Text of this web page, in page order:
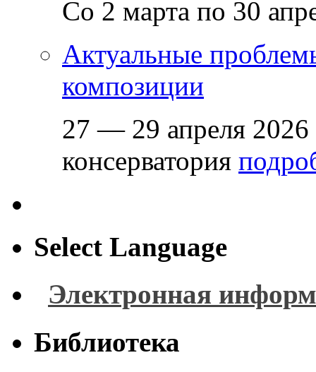
Со 2 марта по 30
Актуальные
композиции
27 — 29 апреля 2026
консерватория
Select Language
Электронная
Библиотека